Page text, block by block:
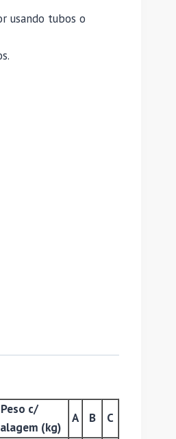
usando tubos o
Peso c/
(kg)
A B C